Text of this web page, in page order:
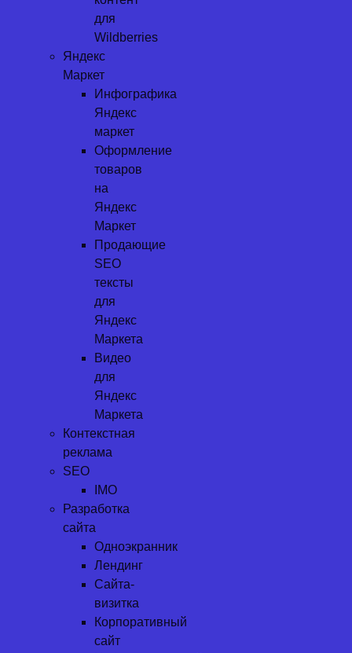
для
Wildberries
Яндекс
Маркет
Инфографика
Яндекс
маркет
Оформление
товаров
на
Яндекс
Маркет
Продающие
SEO
тексты
для
Яндекс
Маркета
Видео
для
Яндекс
Маркета
Контекстная
реклама
SEO
IMO
Разработка
сайта
Одноэкранник
Лендинг
Сайта-
визитка
Корпоративный
сайт